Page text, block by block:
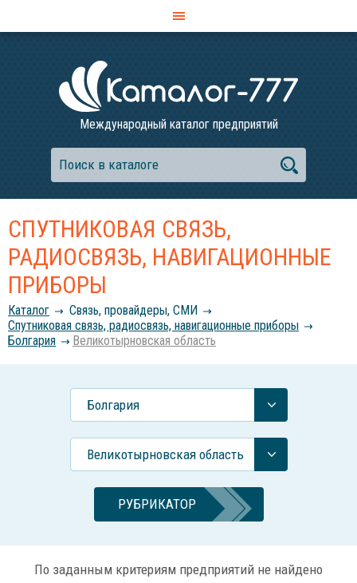
Международный каталог предприятий
СПУТНИКОВАЯ СВЯЗЬ,
РАДИОСВЯЗЬ, НАВИГАЦИОННЫЕ
ПРИБОРЫ
Каталог
Связь, провайдеры, СМИ
Спутниковая связь, радиосвязь, навигационные приборы
Болгария
Великотырновская область
Болгария
Великотырновская область
РУБРИКАТОР
По заданным критериям предприятий не найдено